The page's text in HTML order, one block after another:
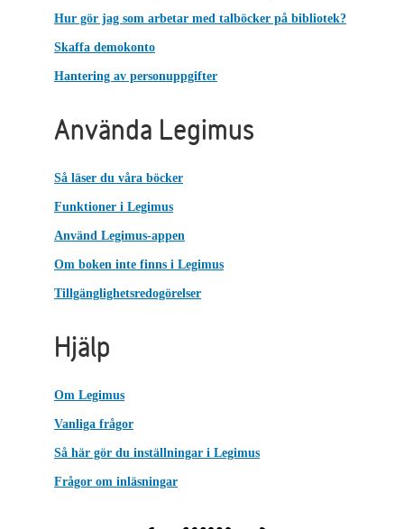
Hur gör jag som arbetar med talböcker på bibliotek?
Skaffa demokonto
Hantering av personuppgifter
Använda Legimus
Så läser du våra böcker
Funktioner i Legimus
Använd Legimus-appen
Om boken inte finns i Legimus
Tillgänglighetsredogörelser
Hjälp
Om Legimus
Vanliga frågor
Så här gör du inställningar i Legimus
Frågor om inläsningar